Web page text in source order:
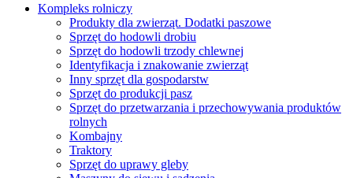
Kompleks rolniczy
Produkty dla zwierząt. Dodatki paszowe
Sprzęt do hodowli drobiu
Sprzęt do hodowli trzody chlewnej
Identyfikacja i znakowanie zwierząt
Inny sprzęt dla gospodarstw
Sprzęt do produkcji pasz
Sprzęt do przetwarzania i przechowywania produktów
rolnych
Kombajny
Traktory
Sprzęt do uprawy gleby